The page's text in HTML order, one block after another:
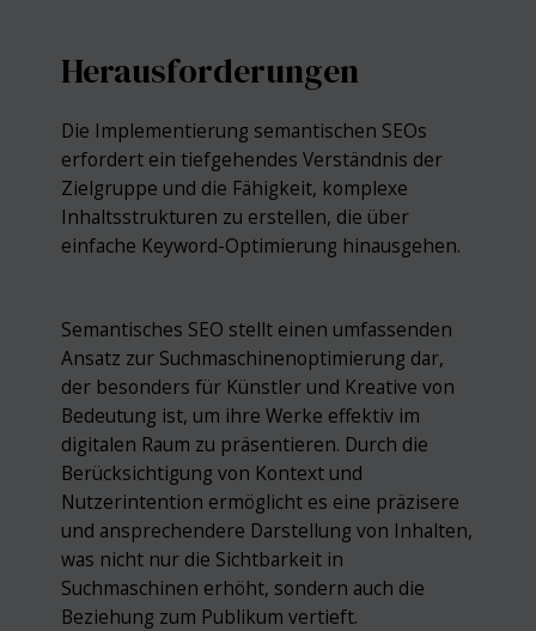
Herausforderungen
Die Implementierung semantischen SEOs
erfordert ein tiefgehendes Verständnis der
Zielgruppe und die Fähigkeit, komplexe
Inhaltsstrukturen zu erstellen, die über
einfache Keyword-Optimierung hinausgehen.
Semantisches SEO stellt einen umfassenden
Ansatz zur Suchmaschinenoptimierung dar,
der besonders für Künstler und Kreative von
Bedeutung ist, um ihre Werke effektiv im
digitalen Raum zu präsentieren. Durch die
Berücksichtigung von Kontext und
Nutzerintention ermöglicht es eine präzisere
und ansprechendere Darstellung von Inhalten,
was nicht nur die Sichtbarkeit in
Suchmaschinen erhöht, sondern auch die
Beziehung zum Publikum vertieft.